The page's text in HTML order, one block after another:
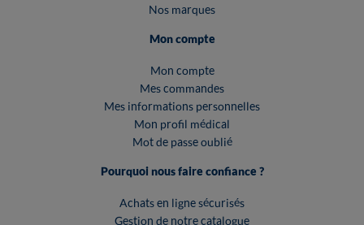
Nos marques
Mon compte
Mon compte
Mes commandes
Mes informations personnelles
Mon profil médical
Mot de passe oublié
Pourquoi nous faire confiance ?
Achats en ligne sécurisés
Gestion de notre catalogue